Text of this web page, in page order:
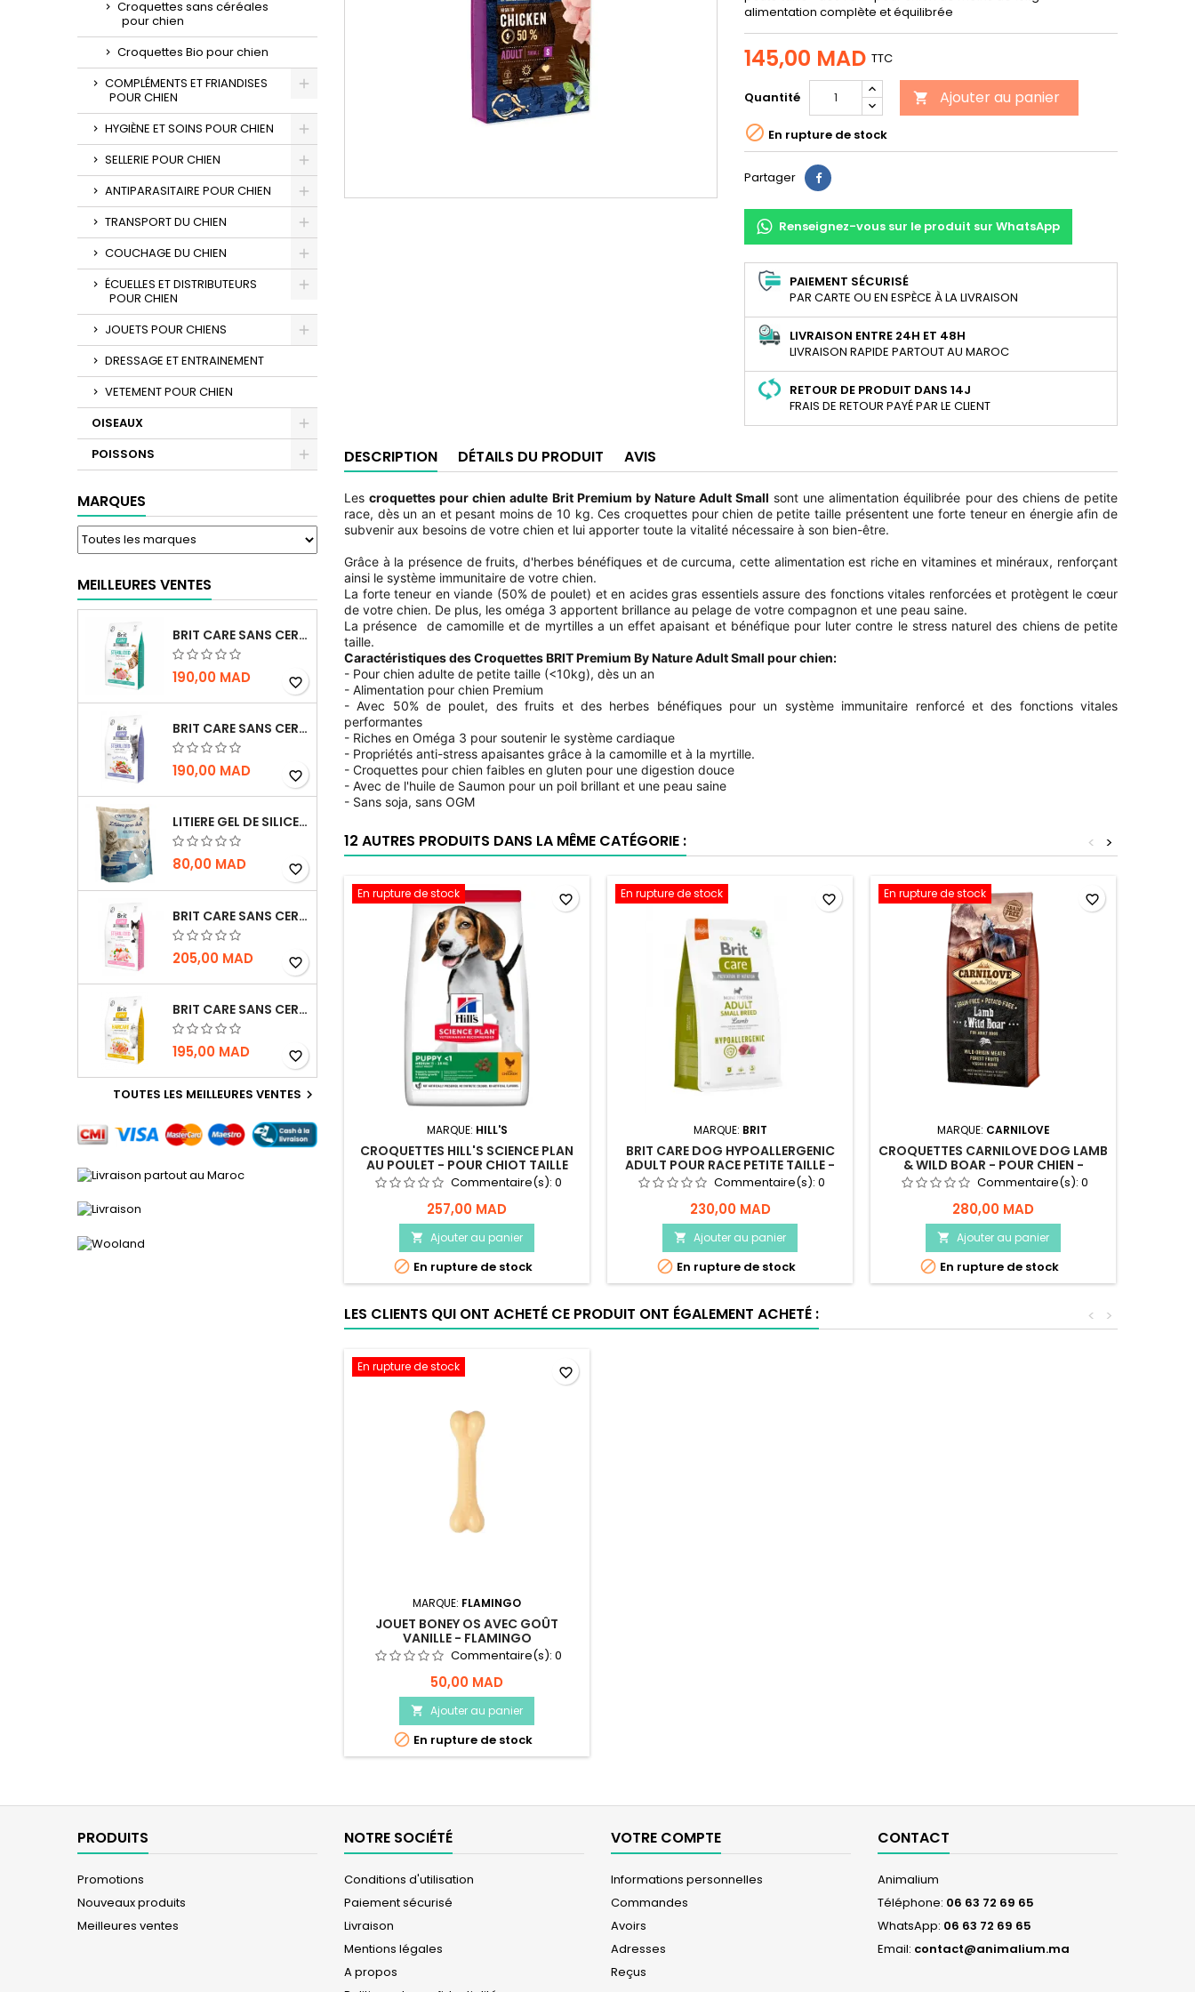
Croquettes sans céréales
pour chien
Croquettes Bio pour chien
COMPLÉMENTS ET FRIANDISES
POUR CHIEN
HYGIÈNE ET SOINS POUR CHIEN
SELLERIE POUR CHIEN
ANTIPARASITAIRE POUR CHIEN
TRANSPORT DU CHIEN
COUCHAGE DU CHIEN
ÉCUELLES ET DISTRIBUTEURS
POUR CHIEN
JOUETS POUR CHIENS
DRESSAGE ET ENTRAINEMENT
VETEMENT POUR CHIEN
OISEAUX
POISSONS
MARQUES
MEILLEURES VENTES
BRIT CARE SANS CEREALES STERILIZED URINARY HEALTH - CHAT
190,00 MAD favorite_border
BRIT CARE SANS CEREALES STERILIZED WEIGHT CONTROL - CHAT - 2KG
190,00 MAD favorite_border
LITIERE GEL DE SILICE - PARFUM OCEAN - CHAT BOTE - 3.8L
80,00 MAD favorite_border
BRIT CARE SANS CEREALES STERILIZED SENSITIVE - CHAT - 2KG
205,00 MAD favorite_border
BRIT CARE SANS CEREALES HAIRCARE HEALTHY AND SHINY COAT - POUR CHAT - 2KG
195,00 MAD favorite_border
TOUTES LES MEILLEURES VENTES 
alimentation complète et équilibrée
145,00 MAD TTC
Quantité  Ajouter au panier
 En rupture de stock
Partager Partager
Renseignez-vous sur le produit sur WhatsApp
PAIEMENT SÉCURISÉ
PAR CARTE OU EN ESPÈCE À LA LIVRAISON
LIVRAISON ENTRE 24H ET 48H
LIVRAISON RAPIDE PARTOUT AU MAROC
RETOUR DE PRODUIT DANS 14J
FRAIS DE RETOUR PAYÉ PAR LE CLIENT
DESCRIPTION DÉTAILS DU PRODUIT AVIS
Lescroquettes pour chien adulte Brit Premium by Nature Adult Small sont une alimentation équilibrée pour des chiens de petite
race, dès un an et pesant moins de 10 kg. Ces croquettes pour chien de petite taille présentent une forte teneur en énergie afin de
subvenir aux besoins de votre chien et lui apporter toute la vitalité nécessaire à son bien-être.
Grâce à la présence de fruits, d'herbes bénéfiques et de curcuma, cette alimentation est riche en vitamines et minéraux, renforçant
ainsi le système immunitaire de votre chien.
La forte teneur en viande (50% de poulet) et en acides gras essentiels assure des fonctions vitales renforcées et protègent le cœur
de votre chien. De plus, les oméga 3 apportent brillance au pelage de votre compagnon et une peau saine.
La présence de camomille et de myrtilles a un effet apaisant et bénéfique pour luter contre le stress naturel des chiens de petite
taille.
Caractéristiques des Croquettes BRIT Premium By Nature Adult Small pour chien:
- Pour chien adulte de petite taille (<10kg), dès un an
- Alimentation pour chien Premium
- Avec 50% de poulet, des fruits et des herbes bénéfiques pour un système immunitaire renforcé et des fonctions vitales
performantes
- Riches en Oméga 3 pour soutenir le système cardiaque
- Propriétés anti-stress apaisantes grâce à la camomille et à la myrtille.
- Croquettes pour chien faibles en gluten pour une digestion douce
- Avec de l'huile de Saumon pour un poil brillant et une peau saine
- Sans soja, sans OGM
12 AUTRES PRODUITS DANS LA MÊME CATÉGORIE : >
<
En rupture de stock
MARQUE: HILL'S
CROQUETTES HILL'S SCIENCE PLAN
AU POULET - POUR CHIOT TAILLE
MOYENNE - 2,5KG
Commentaire(s): 0
257,00 MAD
 Ajouter au panier
 En rupture de stock
favorite_border En rupture de stock
MARQUE: BRIT
BRIT CARE DOG HYPOALLERGENIC
ADULT POUR RACE PETITE TAILLE -
3KG
Commentaire(s): 0
230,00 MAD
 Ajouter au panier
 En rupture de stock
favorite_border En rupture de stock
MARQUE: CARNILOVE
CROQUETTES CARNILOVE DOG LAMB
& WILD BOAR - POUR CHIEN -
ADULTE - 4KG
Commentaire(s): 0
280,00 MAD
 Ajouter au panier
 En rupture de stock
favorite_border
LES CLIENTS QUI ONT ACHETÉ CE PRODUIT ONT ÉGALEMENT ACHETÉ : >
<
En rupture de stock
MARQUE: FLAMINGO
JOUET BONEY OS AVEC GOÛT
VANILLE - FLAMINGO
Commentaire(s): 0
50,00 MAD
 Ajouter au panier
 En rupture de stock
favorite_border
PRODUITS
Promotions
Nouveaux produits
Meilleures ventes
NOTRE SOCIÉTÉ
Conditions d'utilisation
Paiement sécurisé
Livraison
Mentions légales
A propos
VOTRE COMPTE
Informations personnelles
Commandes
Avoirs
Adresses
Reçus
CONTACT
Animalium
Téléphone: 06 63 72 69 65
WhatsApp: 06 63 72 69 65
Email: contact@animalium.ma